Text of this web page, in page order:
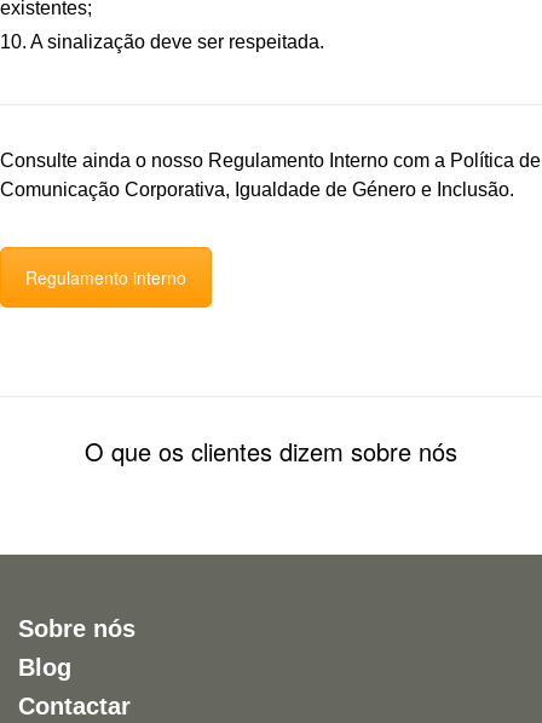
existentes;
10. A sinalização deve ser respeitada.
Consulte ainda o nosso Regulamento Interno com a Política de
Comunicação Corporativa, Igualdade de Género e Inclusão.
Regulamento interno
O que os clientes dizem sobre nós
Sobre nós
Blog
Contactar